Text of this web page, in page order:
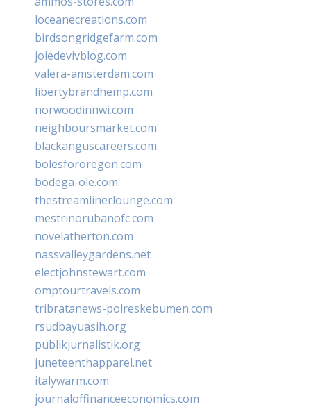
loceanecreations.com
birdsongridgefarm.com
joiedevivblog.com
valera-amsterdam.com
libertybrandhemp.com
norwoodinnwi.com
neighboursmarket.com
blackanguscareers.com
bolesfororegon.com
bodega-ole.com
thestreamlinerlounge.com
mestrinorubanofc.com
novelatherton.com
nassvalleygardens.net
electjohnstewart.com
omptourtravels.com
tribratanews-polreskebumen.com
rsudbayuasih.org
publikjurnalistik.org
juneteenthapparel.net
italywarm.com
journaloffinanceeconomics.com